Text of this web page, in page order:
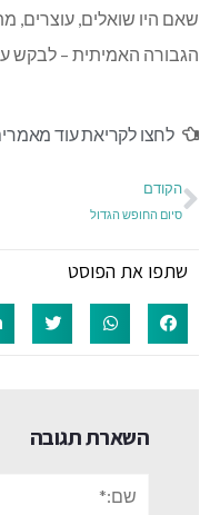
שאם היו שואלים, עוצרים,
הגבורה האמיתית – לבקש
לחצו לקריאת עוד
הקודם
סיום החופש הגדול
שתפו את הפוסט
השארת תגובה